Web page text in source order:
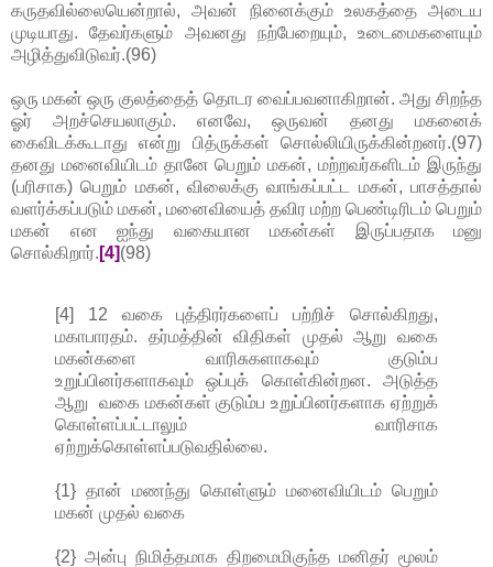
கருதவில்லையென்றால், அவன் நினைக்கும் உலகத்தை அடைய
முடியாது. தேவர்களும் அவனது நற்பேறையும், உடைமைகளையும்
அழித்துவிடுவர்.(96)
ஒரு மகன் ஒரு குலத்தைத் தொடர வைப்பவனாகிறான். அது சிறந்த
ஓர் அறச்செயலாகும். எனவே, ஒருவன் தனது மகனைக்
கைவிடக்கூடாது என்று பித்ருக்கள் சொல்லியிருக்கின்றனர்.(97)
தனது மனைவியிடம் தானே பெறும் மகன், மற்றவர்களிடம் இருந்து
(பரிசாக) பெறும் மகன், விலைக்கு வாங்கப்பட்ட மகன், பாசத்தால்
வளர்க்கப்படும் மகன், மனைவியைத் தவிர மற்ற பெண்டிரிடம் பெறும்
மகன் என ஐந்து வகையான மகன்கள் இருப்பதாக மனு
சொல்கிறார். [4](98)
[4] 12 வகை புத்திரர்களைப் பற்றிச் சொல்கிறது,
மகாபாரதம். தர்மத்தின் விதிகள் முதல் ஆறு வகை
மகன்களை வாரிசுகளாகவும் குடும்ப
உறுப்பினர்களாகவும் ஒப்புக் கொள்கின்றன. அடுத்த
ஆறு வகை மகன்கள் குடும்ப உறுப்பினர்களாக ஏற்றுக்
கொள்ளப்பட்டாலும் வாரிசாக
ஏற்றுக்கொள்ளப்படுவதில்லை.
{1} தான் மணந்து கொள்ளும் மனைவியிடம் பெறும்
மகன் முதல் வகை
{2} அன்பு நிமித்தமாக திறமைமிகுந்த மனிதர் மூலம்